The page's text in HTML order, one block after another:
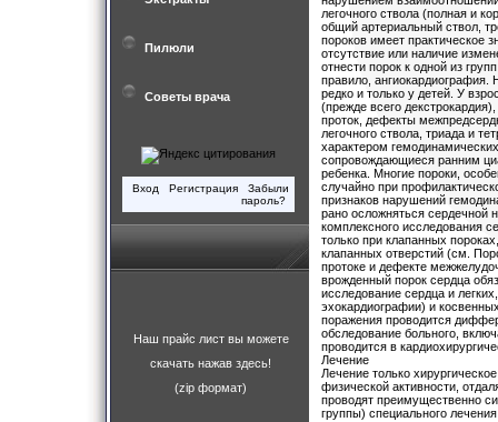
Пилюли
Советы врача
Вход Регистрация
Забыли
пароль?
Наш прайс лист вы можете
скачать нажав здесь!
(zip формат)
легочного ствола (полная и
общий артериальный ствол,
пороков имеет практическое
отсутствие или наличие
отнести порок к одной из
правило,
редко и только у детей. У
(прежде всего
проток, дефекты
легочного ствола, триада и
характером
сопровождающиеся ранним
ребенка. Многие пороки,
случайно при
признаков нарушений
рано осложняться сердечной
комплексного исследования
только при клапанных
клапанных отверстий (см.
протоке и дефекте
врожденный порок сердца
исследование сердца и
эхокардиографии) и
поражения проводится
обследование больного,
проводится в
Лечение
Лечение только
физической активности,
проводят преимущественно
группы) специального